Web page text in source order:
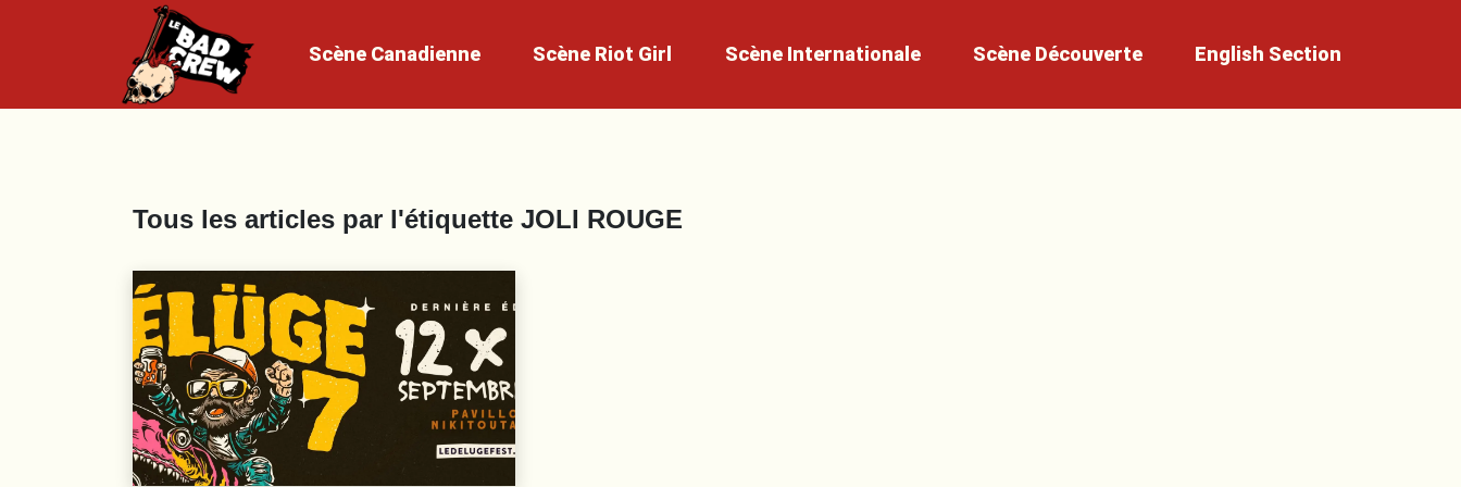
Scène Canadienne Scène Riot Girl Scène Internationale Scène Découverte English Section
Tous les articles par l'étiquette JOLI ROUGE